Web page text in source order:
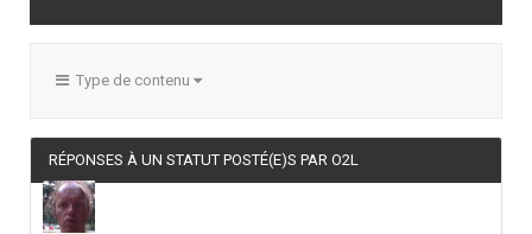
Type de contenu
RÉPONSES À UN STATUT POSTÉ(E)S PAR O2L